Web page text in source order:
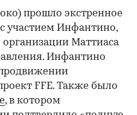
прошло экстренное
участием Инфантино,
организации Маттиаса
Инфантино
FFE. Также было
, в котором